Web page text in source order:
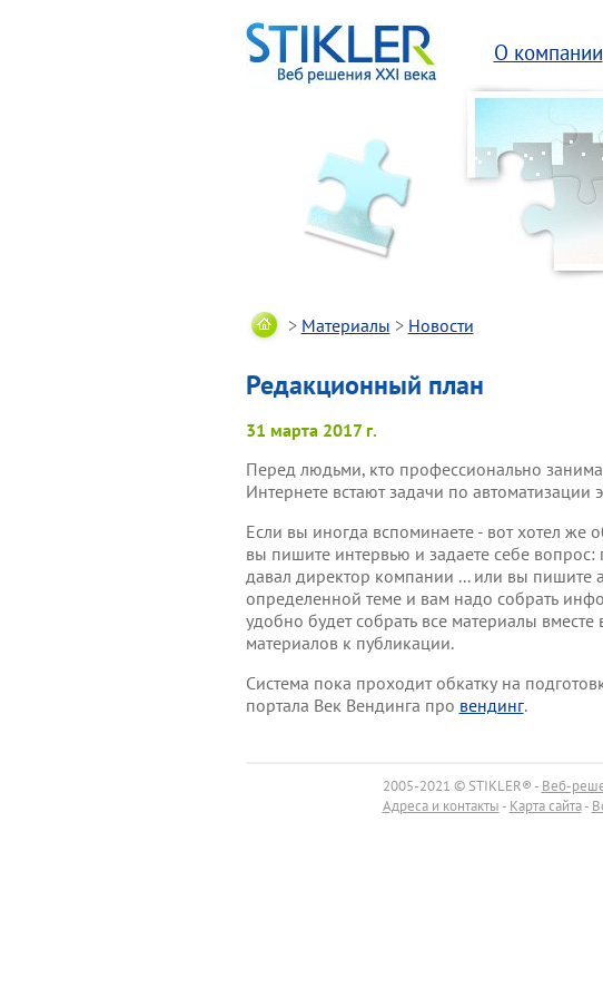
О компании
> Материалы > Новости
Редакционный план
31 марта 2017 г.
Перед людьми, кто профессионально
Интернете встают задачи по автоматизации
Если вы иногда вспоминаете - вот хотел же
вы пишите интервью и задаете себе вопрос:
давал директор компании ... или вы пишите
определенной теме и вам надо собрать
удобно будет собрать все материалы вместе
материалов к публикации.
Система пока проходит обкатку на
портала Век Вендинга про вендинг.
2005-2021 © STIKLER® - Веб-
Адреса и контакты- Карта сайта-